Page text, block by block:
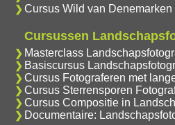
Cursus Wild van Denemarken
Cursussen
Masterclass
Basiscursus
Cursus Fotograferen met
Cursus Sterrensporen
Cursus Compositie in
Documentaire: